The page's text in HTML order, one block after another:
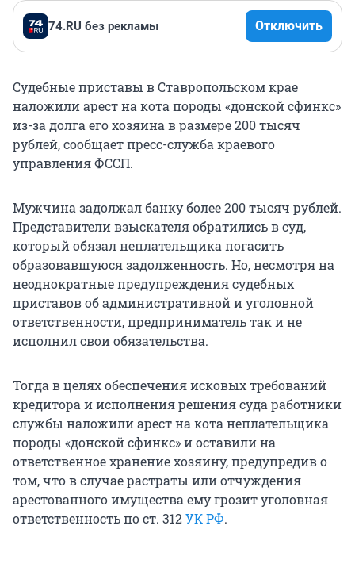
74.RU без рекламы Отключить
Судебные приставы в Ставропольском крае
наложили арест на кота породы «донской сфинкс»
из-за долга его хозяина в размере 200 тысяч
рублей, сообщает пресс-служба краевого
управления ФССП.
Мужчина задолжал банку более 200 тысяч рублей.
Представители взыскателя обратились в суд,
который обязал неплательщика погасить
образовавшуюся задолженность. Но, несмотря на
неоднократные предупреждения судебных
приставов об административной и уголовной
ответственности, предприниматель так и не
исполнил свои обязательства.
Тогда в целях обеспечения исковых требований
кредитора и исполнения решения суда работники
службы наложили арест на кота неплательщика
породы «донской сфинкс» и оставили на
ответственное хранение хозяину, предупредив о
том, что в случае растраты или отчуждения
арестованного имущества ему грозит уголовная
ответственность по ст. 312УК РФ.